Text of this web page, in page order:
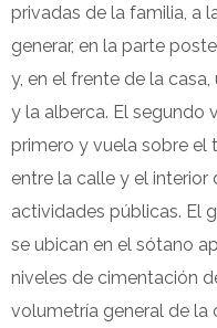
privadas de la familia, a
generar, en la parte
y, en el frente de la
y la alberca. El segundo
primero y vuela sobre el
entre la calle y el interior
actividades públicas. El
se ubican en el sótano
niveles de cimentación
volumetría general de la